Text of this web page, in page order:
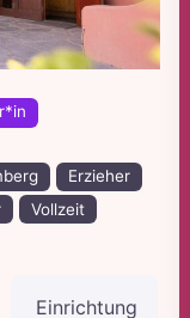
Erzieher
Vollzeit
Einrichtung